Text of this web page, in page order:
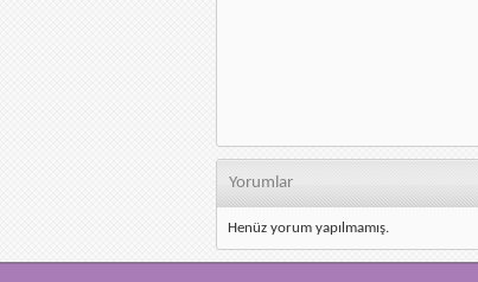
Yorumlar
Henüz yorum yapılmamış.